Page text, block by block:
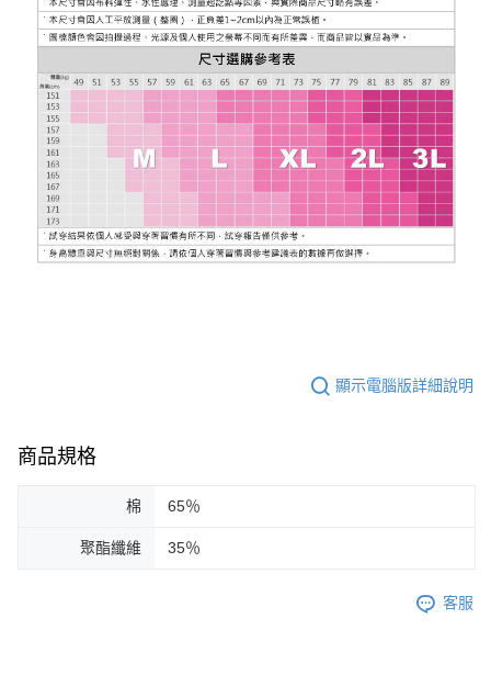
顯示電腦版詳細說明
商品規格
棉 65％
聚酯纖維 35％
客服